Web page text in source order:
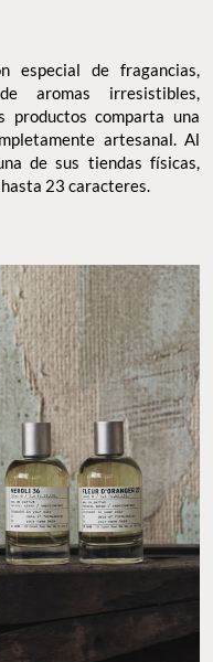
especial de fragancias,
aromas irresistibles,
productos comparta una
artesanal. Al
de sus tiendas físicas,
23 caracteres.